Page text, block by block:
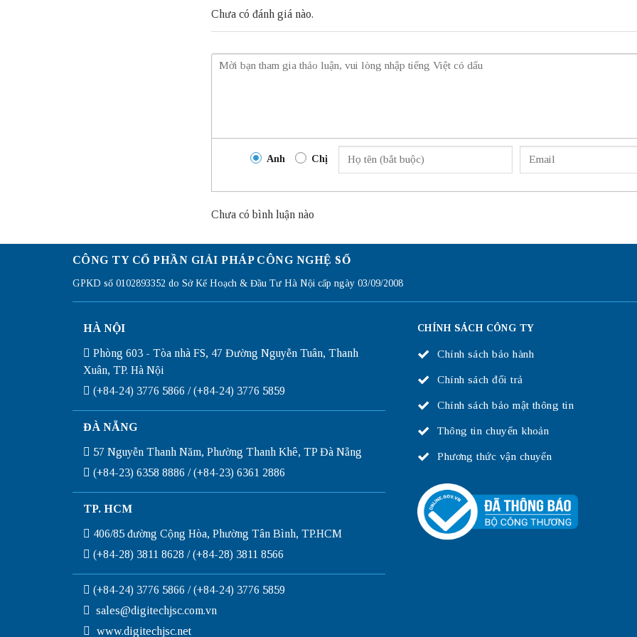
Chưa có đánh giá nào.
Anh Chị
Chưa có bình luận nào
CÔNG TY CỔ PHẦN GIẢI PHÁP CÔNG NGHỆ SỐ
GPKD số 0102893352 do Sở Kế Hoạch & Đầu Tư Hà Nội cấp ngày 03/09/2008
HÀ NỘI
Phòng 603 - Tòa nhà FS, 47 Đường Nguyễn Tuân, Thanh
Xuân, TP. Hà Nội
(+84-24) 3776 5866 / (+84-24) 3776 5859
ĐÀ NẴNG
57 Nguyễn Thanh Năm, Phường Thanh Khê, TP Đà Nẵng
(+84-23) 6358 8886 / (+84-23) 6361 2886
TP. HCM
406/85 đường Cộng Hòa, Phường Tân Bình, TP.HCM
(+84-28) 3811 8628 / (+84-28) 3811 8566
(+84-24) 3776 5866 / (+84-24) 3776 5859
sales@digitechjsc.com.vn
www.digitechjsc.net
CHÍNH SÁCH CÔNG TY
Chính sách bảo hành
Chính sách đổi trả
Chính sách bảo mật thông tin
Thông tin chuyển khoản
Phương thức vận chuyển